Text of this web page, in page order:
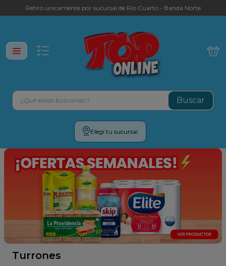
Retiro unicamente por sucursal de Rio Cuarto - Banda Norte
¿Qué estás buscando?
Elegí tu sucursal
Turrones
Términos más buscados
yerba
aceite
fideos